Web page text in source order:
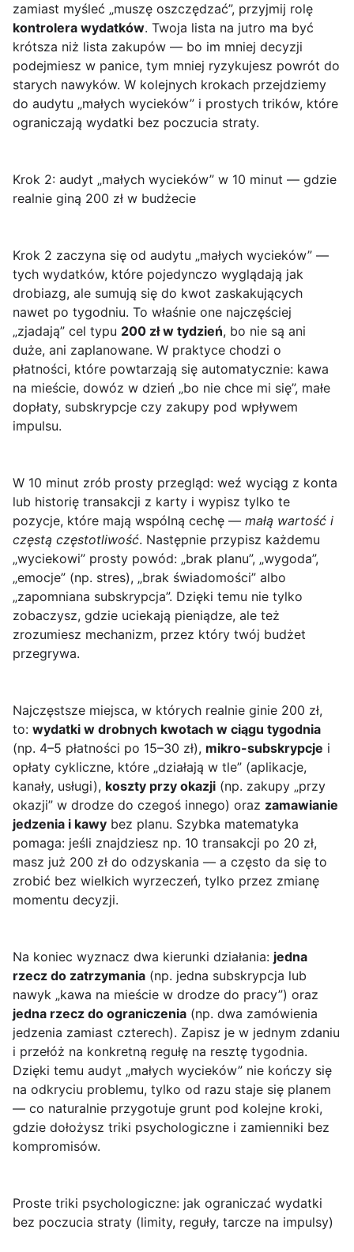
zamiast myśleć „muszę oszczędzać”, przyjmij rolę
kontrolera wydatków. Twoja lista na jutro ma być
krótsza niż lista zakupów — bo im mniej decyzji
podejmiesz w panice, tym mniej ryzykujesz powrót do
starych nawyków. W kolejnych krokach przejdziemy
do audytu „małych wycieków” i prostych trików, które
ograniczają wydatki bez poczucia straty.
Krok 2: audyt „małych wycieków” w 10 minut — gdzie
realnie giną 200 zł w budżecie
Krok 2 zaczyna się od audytu „małych wycieków” —
tych wydatków, które pojedynczo wyglądają jak
drobiazg, ale sumują się do kwot zaskakujących
nawet po tygodniu. To właśnie one najczęściej
„zjadają” cel typu 200 zł w tydzień, bo nie są ani
duże, ani zaplanowane. W praktyce chodzi o
płatności, które powtarzają się automatycznie: kawa
na mieście, dowóz w dzień „bo nie chce mi się”, małe
dopłaty, subskrypcje czy zakupy pod wpływem
impulsu.
W 10 minut zrób prosty przegląd: weź wyciąg z konta
lub historię transakcji z karty i wypisz tylko te
pozycje, które mają wspólną cechę — małą wartość i
częstą częstotliwość. Następnie przypisz każdemu
„wyciekowi” prosty powód: „brak planu”, „wygoda”,
„emocje” (np. stres), „brak świadomości” albo
„zapomniana subskrypcja”. Dzięki temu nie tylko
zobaczysz, gdzie uciekają pieniądze, ale też
zrozumiesz mechanizm, przez który twój budżet
przegrywa.
Najczęstsze miejsca, w których realnie ginie 200 zł,
to: wydatki w drobnych kwotach w ciągu tygodnia
(np. 4–5 płatności po 15–30 zł), mikro-subskrypcje i
opłaty cykliczne, które „działają w tle” (aplikacje,
kanały, usługi), koszty przy okazji (np. zakupy „przy
okazji” w drodze do czegoś innego) oraz zamawianie
jedzenia i kawy bez planu. Szybka matematyka
pomaga: jeśli znajdziesz np. 10 transakcji po 20 zł,
masz już 200 zł do odzyskania — a często da się to
zrobić bez wielkich wyrzeczeń, tylko przez zmianę
momentu decyzji.
Na koniec wyznacz dwa kierunki działania: jedna
rzecz do zatrzymania (np. jedna subskrypcja lub
nawyk „kawa na mieście w drodze do pracy”) oraz
jedna rzecz do ograniczenia (np. dwa zamówienia
jedzenia zamiast czterech). Zapisz je w jednym zdaniu
i przełóż na konkretną regułę na resztę tygodnia.
Dzięki temu audyt „małych wycieków” nie kończy się
na odkryciu problemu, tylko od razu staje się planem
— co naturalnie przygotuje grunt pod kolejne kroki,
gdzie dołożysz triki psychologiczne i zamienniki bez
kompromisów.
Proste triki psychologiczne: jak ograniczać wydatki
bez poczucia straty (limity, reguły, tarcze na impulsy)